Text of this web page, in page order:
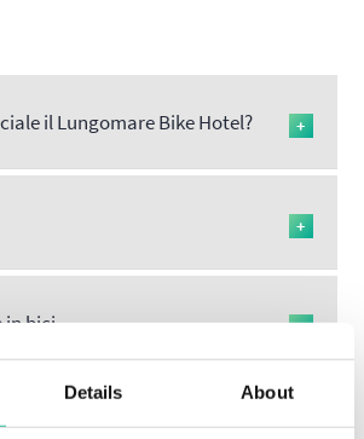
Details About
+
il Lungomare Bike Hotel?
+
+
in bici
+